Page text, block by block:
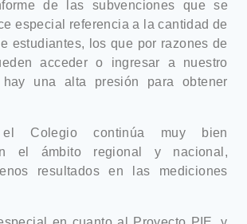
de las subvenciones que se
especial referencia a la cantidad de
estudiantes, los que por razones de
acceder o ingresar a nuestro
una alta presión para obtener
Colegio continúa muy bien
el ámbito regional y nacional,
resultados en las mediciones